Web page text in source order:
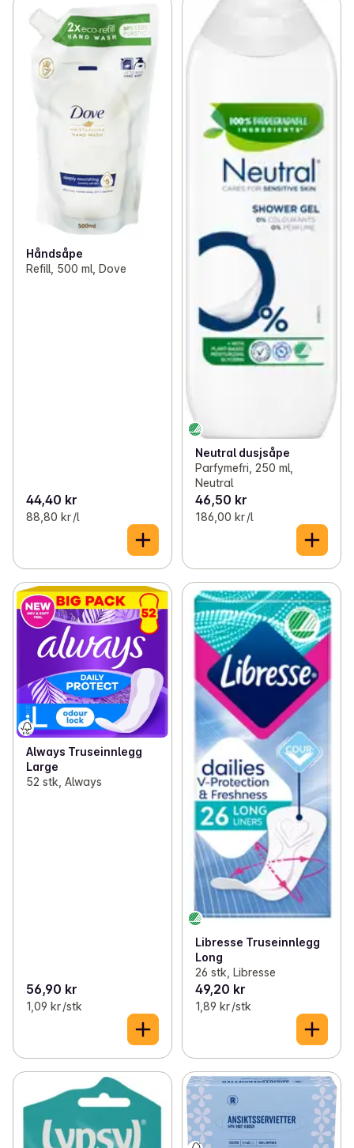
Håndsåpe
Refill, 500 ml, Dove
44,40 kr
88,80 kr /l
Neutral dusjsåpe
Parfymefri, 250 ml,
Neutral
46,50 kr
186,00 kr /l
Always Truseinnlegg
Large
52 stk, Always
56,90 kr
1,09 kr /stk
Libresse Truseinnlegg
Long
26 stk, Libresse
49,20 kr
1,89 kr /stk